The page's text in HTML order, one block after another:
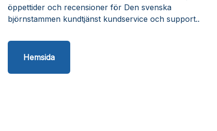
öppettider och recensioner för Den svenska
björnstammen kundtjänst kundservice och support..
Hemsida